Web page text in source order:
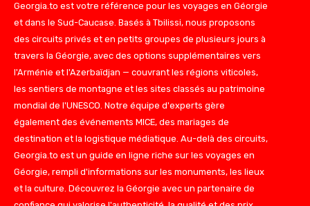
Georgia.to est votre référence pour les voyages en Géorgie
et dans le Sud-Caucase. Basés à Tbilissi, nous proposons
des circuits privés et en petits groupes de plusieurs jours à
travers la Géorgie, avec des options supplémentaires vers
l'Arménie et l'Azerbaïdjan — couvrant les régions viticoles,
les sentiers de montagne et les sites classés au patrimoine
mondial de l'UNESCO. Notre équipe d'experts gère
également des événements MICE, des mariages de
destination et la logistique médiatique. Au-delà des circuits,
Georgia.to est un guide en ligne riche sur les voyages en
Géorgie, rempli d'informations sur les monuments, les lieux
et la culture. Découvrez la Géorgie avec un partenaire de